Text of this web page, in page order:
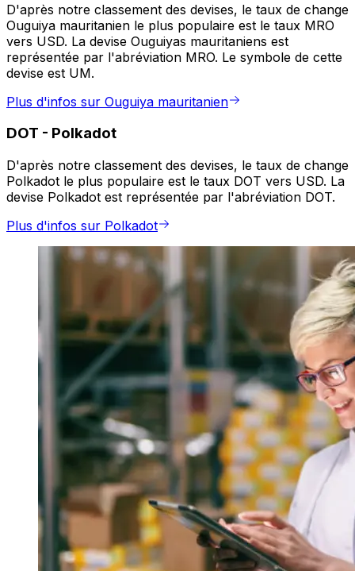
D'après notre classement des devises, le taux de change
Ouguiya mauritanien le plus populaire est le taux MRO
vers USD. La devise Ouguiyas mauritaniens est
représentée par l'abréviation MRO. Le symbole de cette
devise est UM.
Plus d'infos sur Ouguiya mauritanien
DOT - Polkadot
D'après notre classement des devises, le taux de change
Polkadot le plus populaire est le taux DOT vers USD. La
devise Polkadot est représentée par l'abréviation DOT.
Plus d'infos sur Polkadot